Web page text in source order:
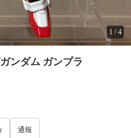
1 /4
ンダム ガンプラ
通報